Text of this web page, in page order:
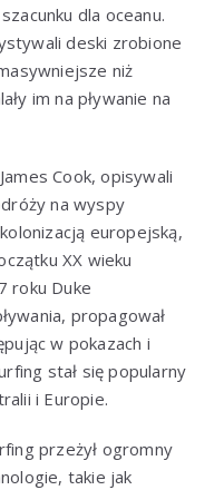
dla oceanu.
deski zrobione
niż
im na pływanie na
Cook, opisywali
na wyspy
europejską,
XX wieku
roku Duke
propagował
w pokazach i
stał się popularny
i Europie.
przeżył ogromny
takie jak